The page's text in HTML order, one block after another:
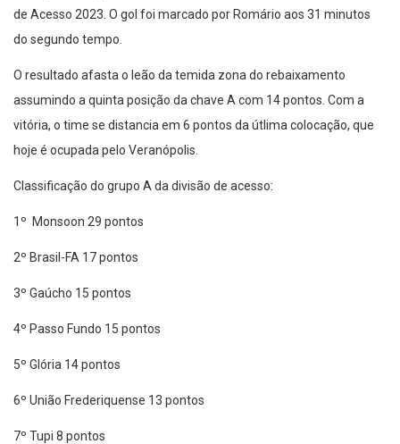
de Acesso 2023. O gol foi marcado por Romário aos 31 minutos
do segundo tempo.
O resultado afasta o leão da temida zona do rebaixamento
assumindo a quinta posição da chave A com 14 pontos. Com a
vitória, o time se distancia em 6 pontos da útlima colocação, que
hoje é ocupada pelo Veranópolis.
Classificação do grupo A da divisão de acesso:
1º Monsoon 29 pontos
2º Brasil-FA 17 pontos
3º Gaúcho 15 pontos
4º Passo Fundo 15 pontos
5º Glória 14 pontos
6º União Frederiquense 13 pontos
7º Tupi 8 pontos